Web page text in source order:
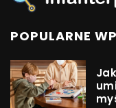
POPULARNE